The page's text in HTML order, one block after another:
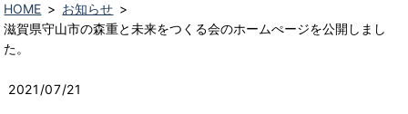
HOME
お知らせ
滋賀県守山市の森重と未来をつくる会のホームぺージを公開しまし
た。
2021/07/21